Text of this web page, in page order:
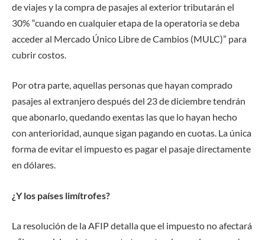
de viajes y la compra de pasajes al exterior tributarán el
30% “cuando en cualquier etapa de la operatoria se deba
acceder al Mercado Único Libre de Cambios (MULC)” para
cubrir costos.
Por otra parte, aquellas personas que hayan comprado
pasajes al extranjero después del 23 de diciembre tendrán
que abonarlo, quedando exentas las que lo hayan hecho
con anterioridad, aunque sigan pagando en cuotas. La única
forma de evitar el impuesto es pagar el pasaje directamente
en dólares.
¿Y los países limítrofes?
La resolución de la AFIP detalla que el impuesto no afectará